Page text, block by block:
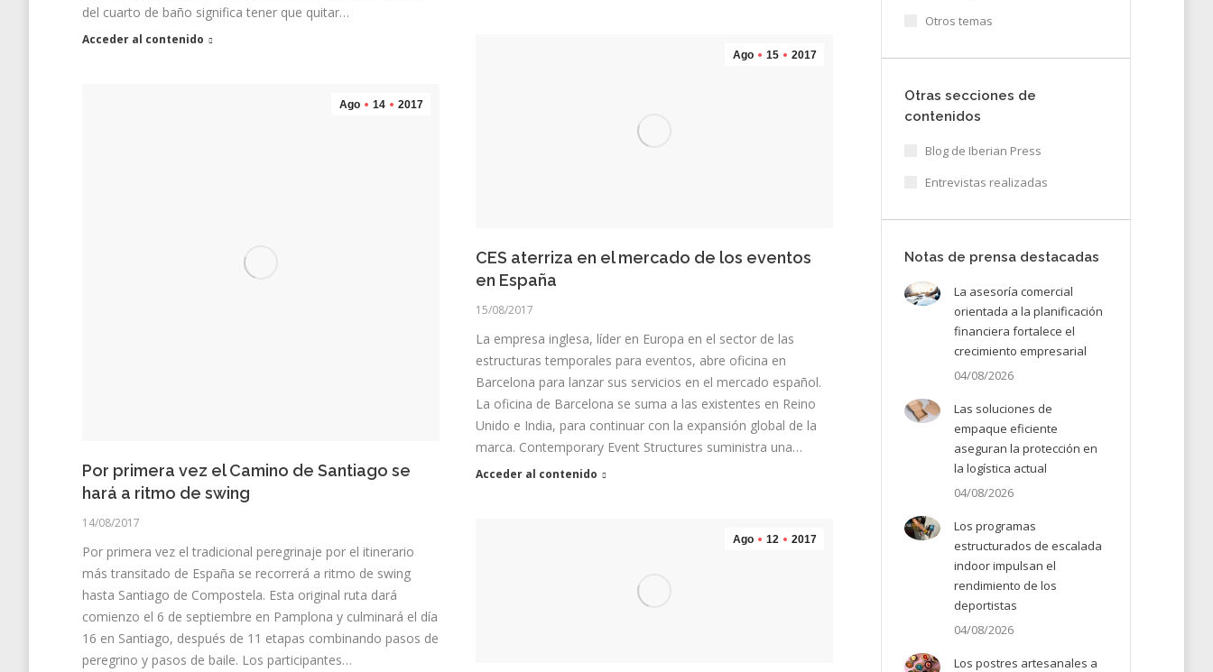
del cuarto de baño significa tener que quitar…
Acceder al contenido
Ago 15 2017
CES aterriza en el mercado de los eventos
en España
15/08/2017
La empresa inglesa, líder en Europa en el sector de las
estructuras temporales para eventos, abre oficina en
Barcelona para lanzar sus servicios en el mercado español.
La oficina de Barcelona se suma a las existentes en Reino
Unido e India, para continuar con la expansión global de la
marca. Contemporary Event Structures suministra una…
Acceder al contenido
Ago 14 2017
Por primera vez el Camino de Santiago se
hará a ritmo de swing
14/08/2017
Por primera vez el tradicional peregrinaje por el itinerario
más transitado de España se recorrerá a ritmo de swing
hasta Santiago de Compostela. Esta original ruta dará
comienzo el 6 de septiembre en Pamplona y culminará el día
16 en Santiago, después de 11 etapas combinando pasos de
peregrino y pasos de baile. Los participantes…
Ago 12 2017
Otros temas
Otras secciones de
contenidos
Blog de Iberian Press
Entrevistas realizadas
Notas de prensa destacadas
La asesoría comercial
orientada a la planificación
financiera fortalece el
crecimiento empresarial
04/08/2026
Las soluciones de
empaque eficiente
aseguran la protección en
la logística actual
04/08/2026
Los programas
estructurados de escalada
indoor impulsan el
rendimiento de los
deportistas
04/08/2026
Los postres artesanales a